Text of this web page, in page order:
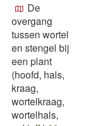
De
overgang
tussen wortel
en stengel bij
een plant
(hoofd, hals,
kraag,
wortelkraag,
wortelhals,